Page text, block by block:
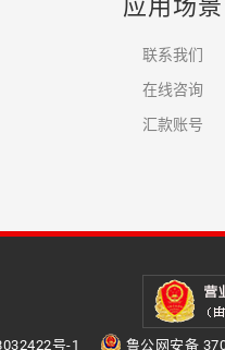
应用场景
联系我们
在线咨询
汇款账号
号-1 鲁公网安备